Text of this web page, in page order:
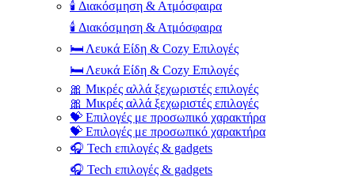
🕯️ Διακόσμηση & Ατμόσφαιρα
🕯️ Διακόσμηση & Ατμόσφαιρα
🛏️ Λευκά Είδη & Cozy Επιλογές
🛏️ Λευκά Είδη & Cozy Επιλογές
🎀 Μικρές αλλά ξεχωριστές επιλογές
🎀 Μικρές αλλά ξεχωριστές επιλογές
💝 Επιλογές με προσωπικό χαρακτήρα
💝 Επιλογές με προσωπικό χαρακτήρα
🎧 Tech επιλογές & gadgets
🎧 Tech επιλογές & gadgets